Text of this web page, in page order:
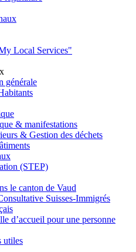
Local Services"
générale
& manifestations
& Gestion des déchets
(STEP)
le canton de Vaud
Suisses-Immigrés
d’accueil pour une personne
utiles